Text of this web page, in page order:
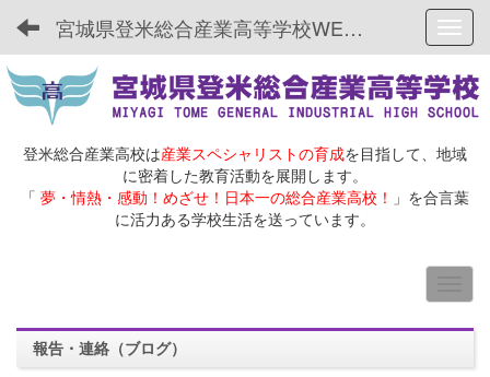
宮城県登米総合産業高等学校WEBサイト
登米総合産業高校は産業スペシャリストの育成を目指して、地域
に密着した教育活動を展開します。
「 夢・情熱・感動！めざせ！日本一の総合産業高校！ 」を合言葉
に活力ある学校生活を送っています。
報告・連絡（ブログ）